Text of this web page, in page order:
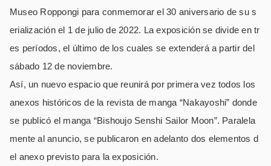
Museo Roppongi para conmemorar el 30 aniversario de su s
erialización el 1 de julio de 2022. La exposición se divide en tr
es períodos, el último de los cuales se extenderá a partir del
sábado 12 de noviembre.
Así, un nuevo espacio que reunirá por primera vez todos los
anexos históricos de la revista de manga “Nakayoshi” donde
se publicó el manga “Bishoujo Senshi Sailor Moon”. Paralela
mente al anuncio, se publicaron en adelanto dos elementos d
el anexo previsto para la exposición.